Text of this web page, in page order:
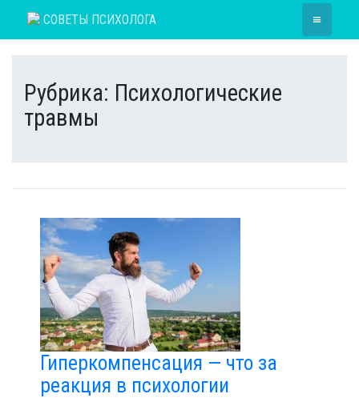
СОВЕТЫ ПСИХОЛОГА ≡
Рубрика: Психологические
травмы
Гиперкомпенсация — что за
реакция в психологии